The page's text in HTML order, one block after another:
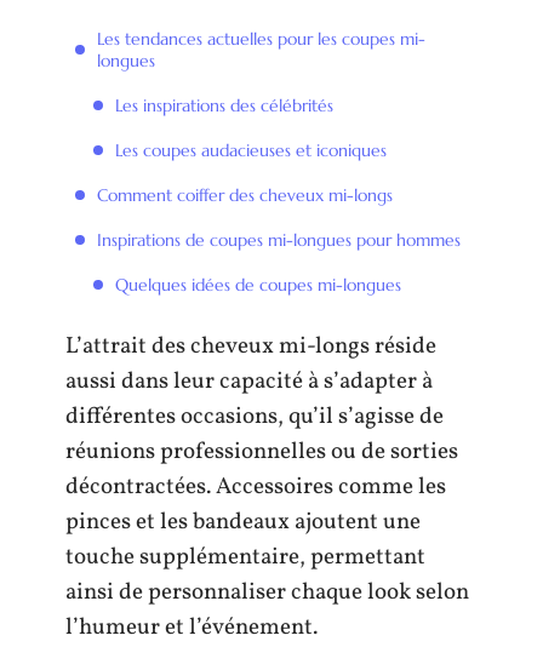
Les tendances actuelles pour les coupes mi-
longues
Les inspirations des célébrités
Les coupes audacieuses et iconiques
Comment coiffer des cheveux mi-longs
Inspirations de coupes mi-longues pour hommes
Quelques idées de coupes mi-longues
L’attrait des cheveux mi-longs réside
aussi dans leur capacité à s’adapter à
différentes occasions, qu’il s’agisse de
réunions professionnelles ou de sorties
décontractées. Accessoires comme les
pinces et les bandeaux ajoutent une
touche supplémentaire, permettant
ainsi de personnaliser chaque look selon
l’humeur et l’événement.